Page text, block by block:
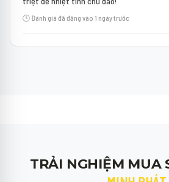
🕒 Đánh giá đã đăng vào 1 ngày trước
TRẢI NGHIỆM MUA